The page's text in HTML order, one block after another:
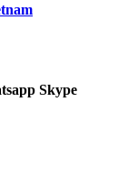
Skype